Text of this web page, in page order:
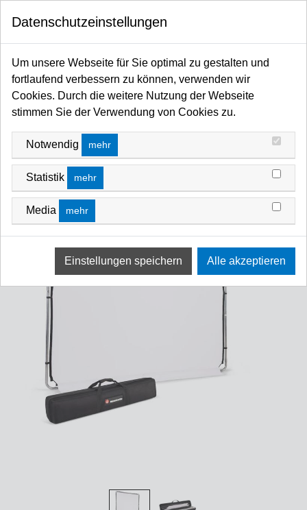
Startseite
Reflektoren / Softboxen
Hintergrund Foto allgemein
Hintergründe - faltbar/Textil/Vinyl
Datenschutzeinstellungen
Um unsere Webseite für Sie optimal zu gestalten und
fortlaufend verbessern zu können, verwenden wir
Cookies. Durch die weitere Nutzung der Webseite
stimmen Sie der Verwendung von Cookies zu.
Notwendig mehr
Statistik mehr
Media mehr